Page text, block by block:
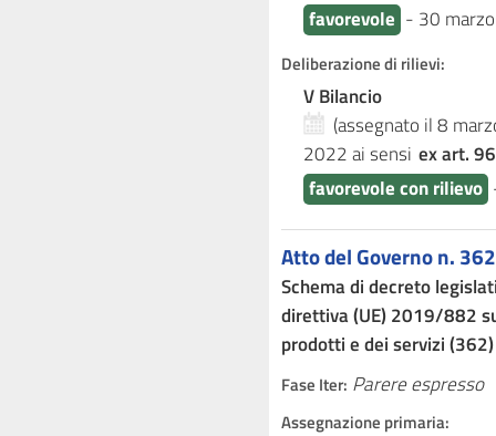
favorevole - 30
Deliberazione di rilievi:
V Bilancio
(assegnato il 8
2022ai sensi ex art.
favorevole con rilievo
Atto del Governo n. 362
Schema di decreto
direttiva (UE) 2019/882
prodotti e dei servizi (362)
Fase Iter: Parere espresso
Assegnazione primaria: